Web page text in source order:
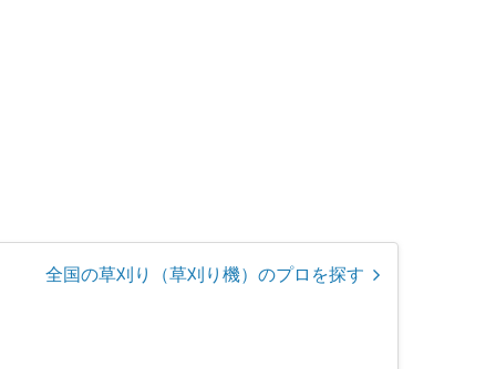
全国の草刈り（草刈り機）のプロを探す